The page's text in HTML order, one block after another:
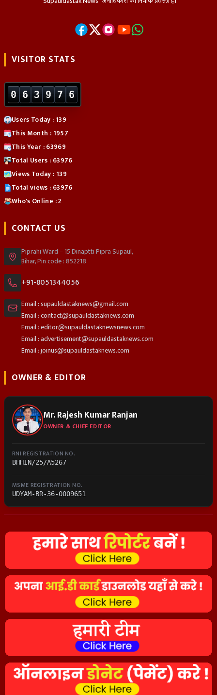
VISITOR STATS
0 6 3 9 7 6
Users Today : 139
This Month : 1957
This Year : 63969
Total Users : 63976
Views Today : 139
Total views : 63976
Who's Online : 2
CONTACT US
Piprahi Ward – 15 Dinaptti Pipra Supaul,
Bihar, Pin code : 852218
+91-8051344056
Email : supauldastaknews@gmail.com
Email : contact@supauldastaknews.com
Email : editor@supauldastaknewsnews.com
Email : advertisement@supauldastaknews.com
Email : joinus@supauldastaknews.com
OWNER & EDITOR
Mr. Rajesh Kumar Ranjan
OWNER & CHIEF EDITOR
RNI REGISTRATION NO.
BHHIN/25/A5267
MSME REGISTRATION NO.
UDYAM-BR-36-0009651